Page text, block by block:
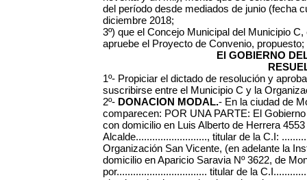
del período desde mediados de junio (fecha
diciembre 2018;
3º) que el Concejo Municipal del Municipio
apruebe el Proyecto de Convenio, propuesto;
El GOBIERNO
1º- Propiciar el dictado de resolución y
suscribirse entre el Municipio C y la
2º- DONACION MODAL.- En la ciudad de
comparecen: POR UNA PARTE: El
con domicilio en Luis Alberto de Herrera
Alcalde.........................., titular de la C.I:
Organización San Vicente, (en adelante la
domicilio en Aparicio Saravia Nº 3622, de
por................................. titular de la